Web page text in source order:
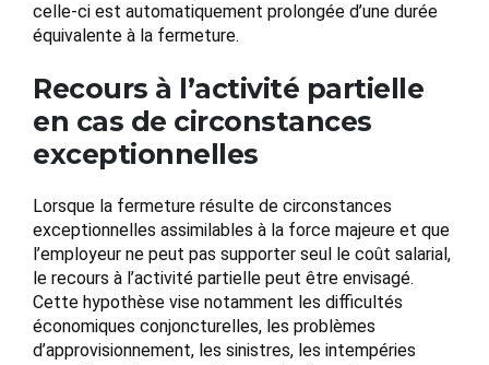
celle-ci est automatiquement prolongée d’une durée
équivalente à la fermeture.
Recours à l’activité partielle
en cas de circonstances
exceptionnelles
Lorsque la fermeture résulte de circonstances
exceptionnelles assimilables à la force majeure et que
l’employeur ne peut pas supporter seul le coût salarial,
le recours à l’activité partielle peut être envisagé.
Cette hypothèse vise notamment les difficultés
économiques conjoncturelles, les problèmes
d’approvisionnement, les sinistres, les intempéries